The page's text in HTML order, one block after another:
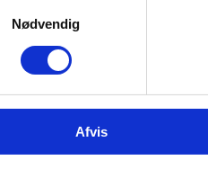
Nødvendig
Afvis